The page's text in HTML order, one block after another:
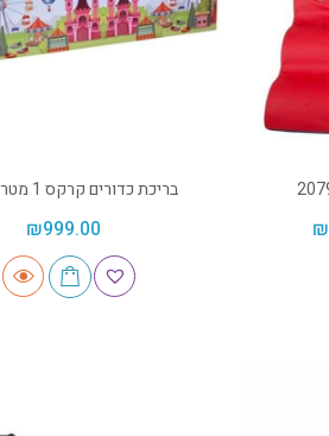
₪
בריכת כדורים קרקס 1 מטר – 2203
₪999.00